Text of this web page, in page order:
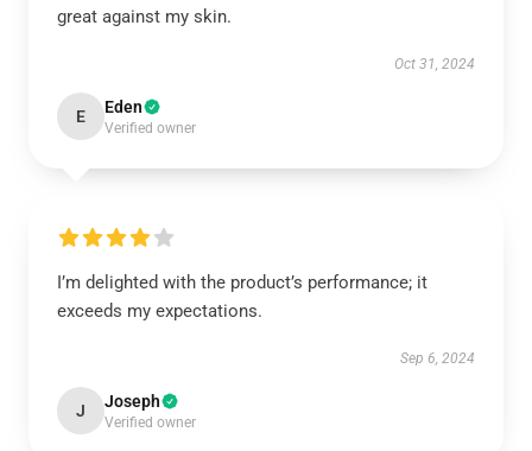
great against my skin.
Oct 31, 2024
E Eden
Verified owner
I’m delighted with the product’s performance; it
exceeds my expectations.
Sep 6, 2024
J Joseph
Verified owner